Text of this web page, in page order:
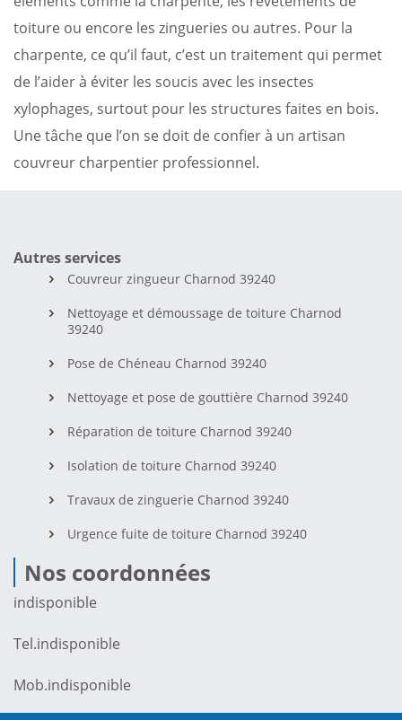
toiture ou encore les zingueries ou autres. Pour la
charpente, ce qu’il faut, c’est un traitement qui permet
de l’aider à éviter les soucis avec les insectes
xylophages, surtout pour les structures faites en bois.
Une tâche que l’on se doit de confier à un artisan
couvreur charpentier professionnel.
Autres services
Couvreur zingueur Charnod 39240
Nettoyage et démoussage de toiture Charnod
39240
Pose de Chéneau Charnod 39240
Nettoyage et pose de gouttière Charnod 39240
Réparation de toiture Charnod 39240
Isolation de toiture Charnod 39240
Travaux de zinguerie Charnod 39240
Urgence fuite de toiture Charnod 39240
Nos coordonnées
indisponible
Tel.indisponible
Mob.indisponible